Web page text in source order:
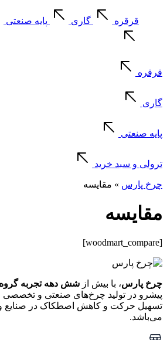
قرقره گاری پایه صنعتی
قرقره
گاری
پایه صنعتی
ترولی و سبد خرید
چرخ پارس » مقایسه
مقایسه
[woodmart_compare]
چرخ پارس، با بیش از شش دهه تجربه
پیشرو در تولید چرخ‌های صنعتی و
تسهیل حرکت و کاهش اصطکاک در صنایع
می‌باشد.